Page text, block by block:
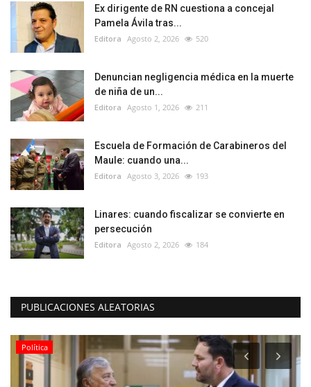
Ex dirigente de RN cuestiona a concejal
Pamela Ávila tras...
Editora Agosto 2, 2026 520
Denuncian negligencia médica en la muerte
de niña de un...
Editora Agosto 1, 2026 211
Escuela de Formación de Carabineros del
Maule: cuando una...
Editora Agosto 3, 2026 193
Linares: cuando fiscalizar se convierte en
persecución
Editora Agosto 2, 2026 184
PUBLICACIONES ALEATORIAS
Política